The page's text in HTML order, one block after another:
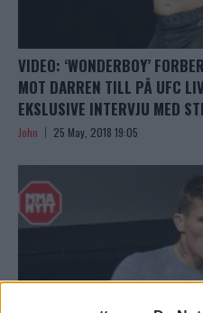
VIDEO: ‘WONDERBOY’
MOT DARREN TILL PÅ UFC
EKSLUSIVE INTERVJU MED
John 25 May, 2018 19:05